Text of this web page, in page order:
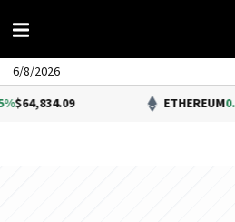
6/8/2026
ETHEREUM0.6%$1,909.00